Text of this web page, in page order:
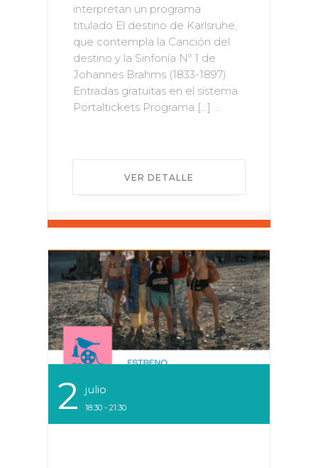
interpretan un programa
titulado El destino de Karlsruhe,
que contempla la Canción del
destino y la Sinfonía Nº 1 de
Johannes Brahms (1833-1897).
Entradas gratuitas en el sistema
Portaltickets Programa […] ...
VER DETALLE
2 Julio
18:30 - 21:30